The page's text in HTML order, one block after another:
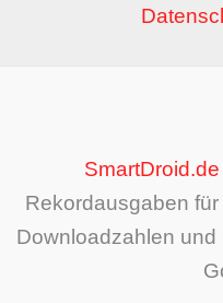
SmartDroid.de
Rekordausgaben
Downloadzahlen